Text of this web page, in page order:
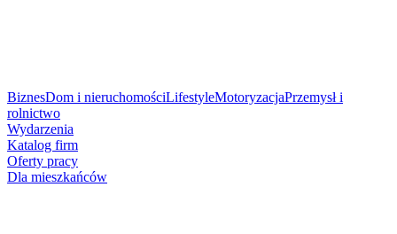
BiznesDom i nieruchomościLifestyleMotoryzacjaPrzemysł i
rolnictwo
Wydarzenia
Katalog firm
Oferty pracy
Dla mieszkańców